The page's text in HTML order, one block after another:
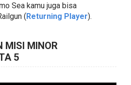
Sea kamu juga bisa
(Returning Player).
MISI MINOR
5